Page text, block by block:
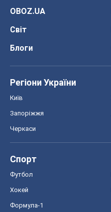
OBOZ.UA
Світ
Блоги
Регіони України
Київ
Запоріжжя
Черкаси
Спорт
Футбол
Хокей
Формула-1